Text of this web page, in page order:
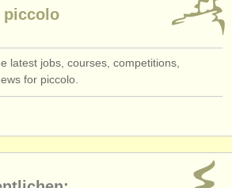
piccolo
latest jobs, courses, competitions,
for piccolo.